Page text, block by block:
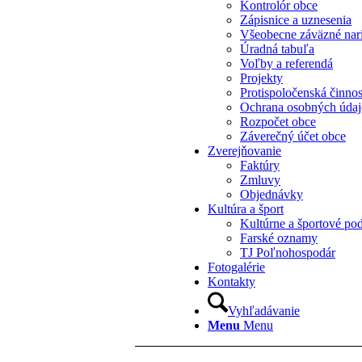
Kontrolór obce
Zápisnice a uznesenia
Všeobecne záväzné
Úradná tabuľa
Voľby a referendá
Projekty
Protispoločenská
Ochrana osobných
Rozpočet obce
Záverečný účet obce
Zverejňovanie
Faktúry
Zmluvy
Objednávky
Kultúra a šport
Kultúrne a športové
Farské oznamy
TJ Poľnohospodár
Fotogalérie
Kontakty
Vyhľadávanie
Menu Menu